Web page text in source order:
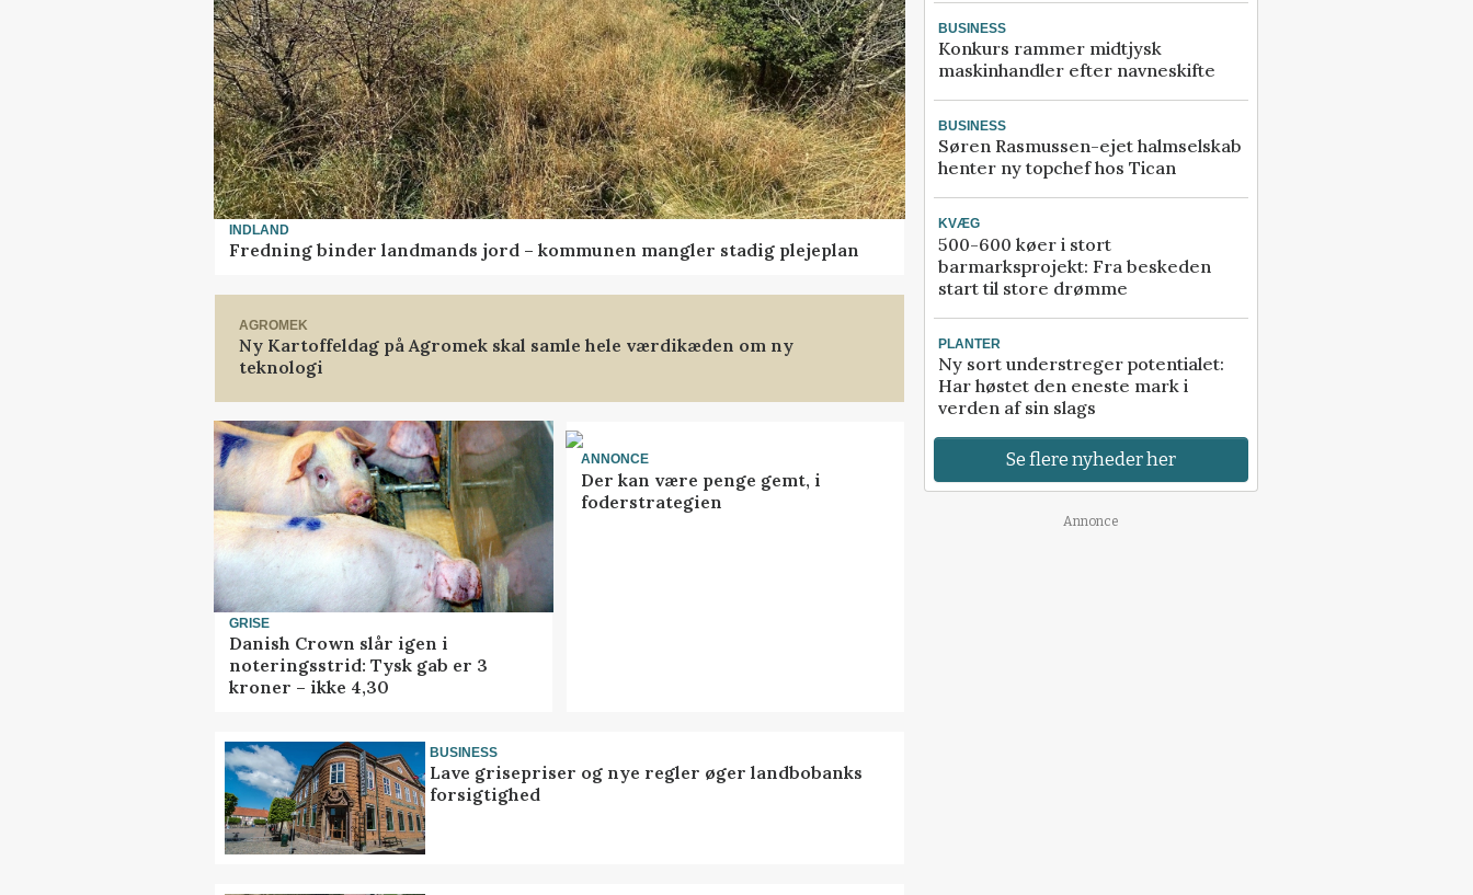
INDLAND
Fredning binder landmands jord – kommunen mangler stadig plejeplan
AGROMEK
Ny Kartoffeldag på Agromek skal samle hele værdikæden om ny
teknologi
GRISE
Danish Crown slår igen i
noteringsstrid: Tysk gab er 3
kroner – ikke 4,30
ANNONCE
Der kan være penge gemt, i
foderstrategien
BUSINESS
Lave grisepriser og nye regler øger landbobanks
forsigtighed
BUSINESS
Konkurs rammer midtjysk
maskinhandler efter navneskifte
BUSINESS
Søren Rasmussen-ejet halmselskab
henter ny topchef hos Tican
KVÆG
500-600 køer i stort
barmarksprojekt: Fra beskeden
start til store drømme
PLANTER
Ny sort understreger potentialet:
Har høstet den eneste mark i
verden af sin slags
Se flere nyheder her
Annonce